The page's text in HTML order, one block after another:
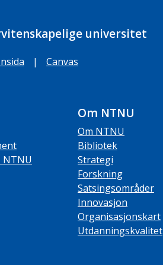
universitet
| Canvas
NTNU
Om NTNU
Om NTNU
Bibliotek
Strategi
Forskning
Satsingsområder
Innovasjon
Organisasjonskart
Utdanningskvalitet